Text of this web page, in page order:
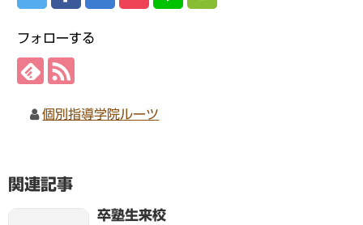
フォローする
個別指導学院ルーツ
関連記事
卒塾生来校